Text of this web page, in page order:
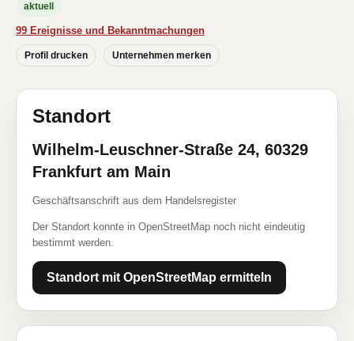
aktuell
99 Ereignisse und Bekanntmachungen
Profil drucken Unternehmen merken
Standort
Wilhelm-Leuschner-Straße 24, 60329
Frankfurt am Main
Geschäftsanschrift aus dem Handelsregister
Der Standort konnte in OpenStreetMap noch nicht eindeutig
bestimmt werden.
Standort mit OpenStreetMap ermitteln